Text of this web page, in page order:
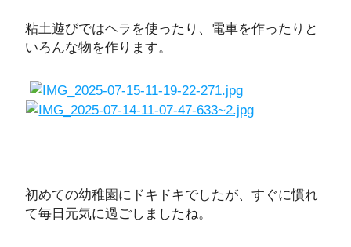
粘土遊びではヘラを使ったり、電車を作ったりと
いろんな物を作ります。
初めての幼稚園にドキドキでしたが、すぐに慣れ
て毎日元気に過ごしましたね。